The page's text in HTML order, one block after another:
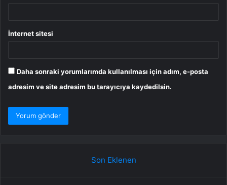
İnternet sitesi
Daha sonraki yorumlarımda kullanılması için adım, e-posta
adresim ve site adresim bu tarayıcıya kaydedilsin.
Son Eklenen